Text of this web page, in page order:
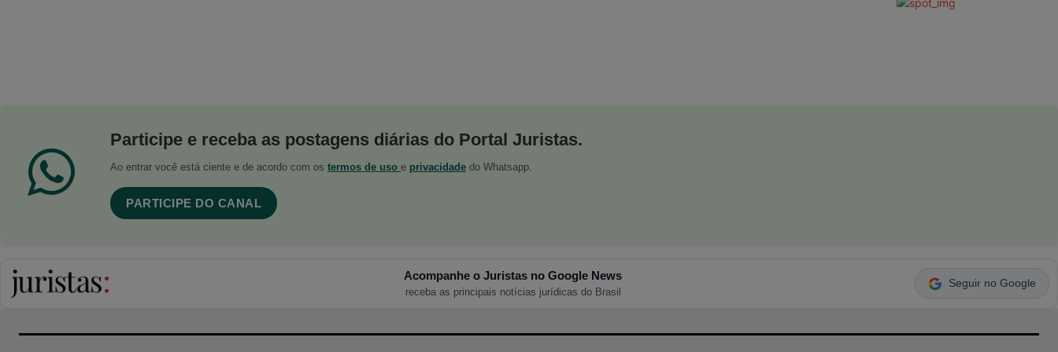
Participe e receba as postagens diárias do Portal Juristas.
Ao entrar você está ciente e de acordo com os termos de uso e privacidade do Whatsapp.
PARTICIPE DO CANAL
Acompanhe o Juristas no Google News
receba as principais notícias jurídicas do Brasil
Seguir no Google